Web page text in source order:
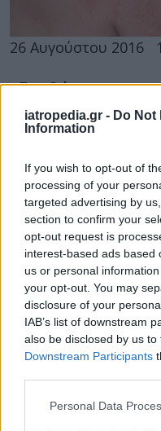
iatropedia.gr - Do Not
Information
If you wish to opt-out of
processing of your
targeted advertising by
section to confirm your
opt-out request is
interest-based ads based
us or personal
your opt-out. You may
disclosure of your
IAB’s list of downstream
also be disclosed by us
Downstream Participants
Personal Data
26 Αυγούστου 2016
Εξανθήματα του
εμφανίζονται;
Οι θερινοί μήνες
εξανθημάτων, αφού
εκτεθειμένο στα
06 Ιουλίου 2016
φαρμάκου για